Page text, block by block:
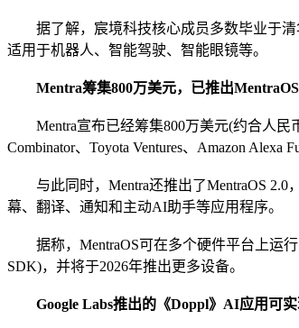
据了解，宸境科技核心成员多数毕业于清
适用于机器人、智能驾驶、智能眼镜等。
Mentra筹集800万美元，已推出
Mentra宣布已经筹集800万美元(约合人民币
Combinator、Toyota Ventures、Amazon Alexa
与此同时，Mentra还推出了MentraOS 2.0
幕、翻译、通知和主动AI助手等应用程序。
据称，MentraOS可在多个硬件平台上运行
SDK)，并将于2026年推出更多设备。
Google Labs推出的《Doppl》AI应用可